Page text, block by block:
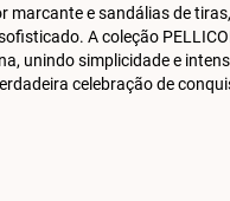
marcante e sandálias de
A coleção
unindo simplicidade e
celebração de